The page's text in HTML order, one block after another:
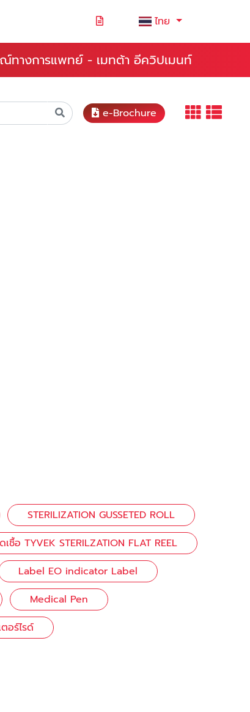
ไทย
ณ์ทางการแพทย์ - เมทต้า อีควิปเมนท์
e-Brochure
STERILIZATION GUSSETED ROLL
อ TYVEK STERILZATION FLAT REEL
Label EO indicator Label
Medical Pen
อร์ไรด์